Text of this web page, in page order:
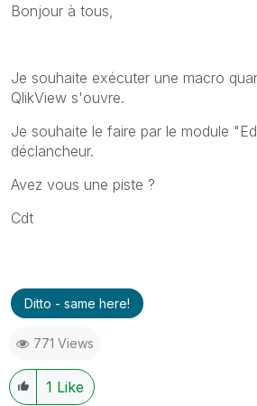
Bonjour à tous,
Je souhaite exécuter une macro
QlikView s'ouvre.
Je souhaite le faire par le module
déclancheur.
Avez vous une piste ?
Cdt
Ditto - same here!
771 Views
1 Like